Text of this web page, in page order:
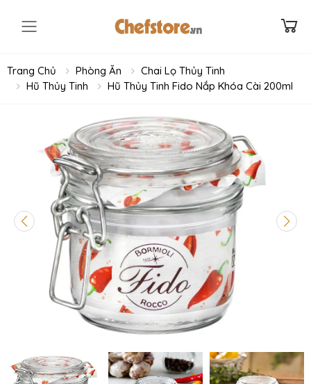
Toggle mobile menu
Trang Chủ Phòng Ăn
Chai Lọ Thủy Tinh
Hũ Thủy Tinh
Hũ Thủy Tinh Fido Nắp Khóa Cài 200ml